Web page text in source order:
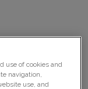
use of cookies and
navigation,
use, and